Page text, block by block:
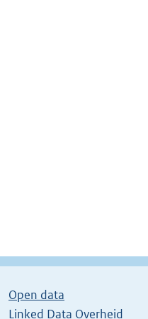
Open data
Linked Data Overheid